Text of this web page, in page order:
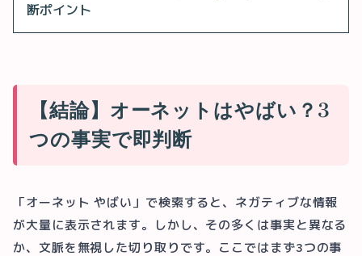
断ポイント
【結論】オーネットはやばい？3
つの事実で即判断
「オーネット やばい」で検索すると、ネガティブな情報
が大量に表示されます。しかし、その多くは事実と異なる
か、文脈を無視した切り取りです。ここではまず3つの事